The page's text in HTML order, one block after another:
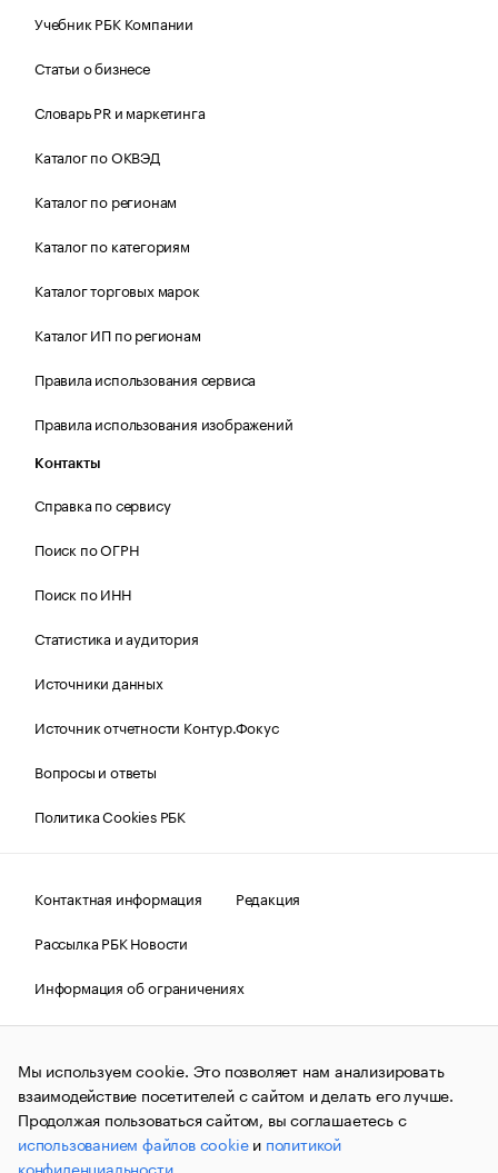
Учебник РБК Компании
Статьи о бизнесе
Словарь PR и маркетинга
Каталог по ОКВЭД
Каталог по регионам
Каталог по категориям
Каталог торговых марок
Каталог ИП по регионам
Правила использования сервиса
Правила использования изображений
Контакты
Справка по сервису
Поиск по ОГРН
Поиск по ИНН
Статистика и аудитория
Источники данных
Источник отчетности Контур.Фокус
Вопросы и ответы
Политика Cookies РБК
Контактная информация
Редакция
Рассылка РБК Новости
Информация об ограничениях
Правовая информация
О соблюдении авторских прав
© АО «РОСБИЗНЕСКОНСАЛТИНГ»,1995–2026.Сообщения
и материалы информационного агентства «РБК»
(зарегистрировано Федеральной службой по надзору в сфере
связи, информационных технологий и массовых
коммуникаций (Роскомнадзор) 09.12.2015 за номером ИА
№ФС77-63848) сопровождаются пометкой «РБК». Отдельные
Мы используем cookie. Это позволяет нам анализировать
взаимодействие посетителей с сайтом и делать его лучше.
Продолжая пользоваться сайтом, вы соглашаетесь с
использованием файлов cookieи политикой
конфиденциальности.